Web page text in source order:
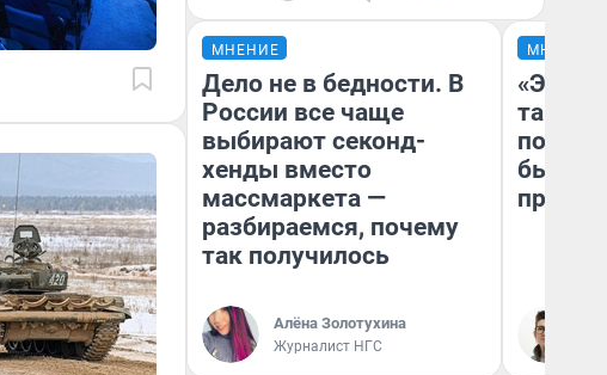
МНЕНИЕ
Дело не в бедности. В
России все чаще
выбирают секонд-
хенды вместо
массмаркета —
разбираемся, почему
так получилось
Алёна Золотухина
Журналист НГС
МНЕНИЕ
«Это
так не
был